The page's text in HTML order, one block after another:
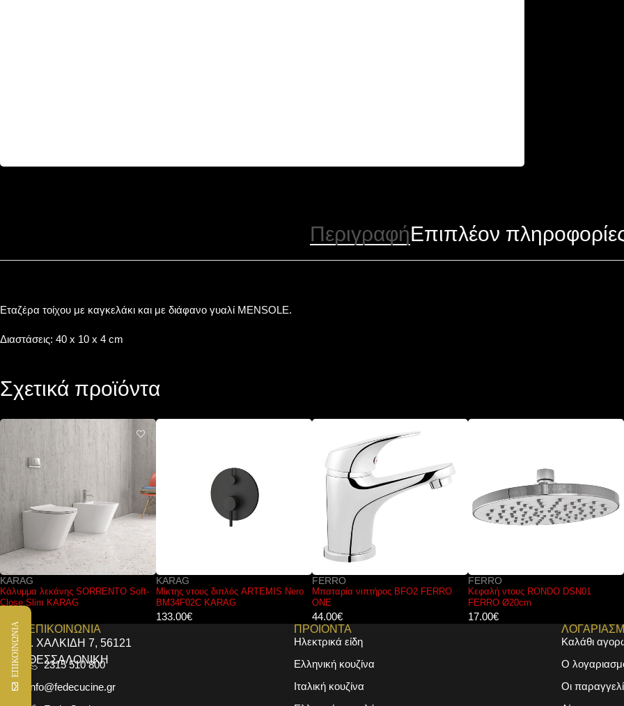
ΠεριγραφήΕπιπλέον
Εταζέρα τοίχου με καγκελάκι και με διάφανο γυαλί MENSOLE.
Διαστάσεις: 40 x 10 x 4 cm
Σχετικά προϊόντα
KARAG
Μίκτης ντους διπλός ARTEMIS Nero
BM34F02C KARAG
133.00
FERRO
Μπαταρία νιπτήρος BFO2 FERRO
ONE
44.00€
FERRO
Κεφαλή ντους RONDO DSN01
FERRO Ø20cm
17.00€
KARAG
Βραχίονας παροχής νερού Χρυσός
AC00903-O KARAG 33,4cm
50.00€
ΕΠΙΚΟΙΝΩΝΙΑ
Ι. ΧΑΛΚΙΔΗ 7, 56121
ΘΕΣΣΑΛΟΝΙΚΗ
2315 510 800
info@fedecucine.gr
ΠΡΟΙΟΝΤΑ
Ηλεκτρικά είδη
Ελληνική κουζίνα
Ιταλική κουζίνα
Καλάθι
Ο
Οι
ΕΠΙΚΟΙΝΩΝΙΑ